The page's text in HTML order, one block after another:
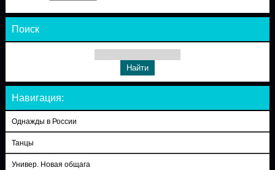
Поиск
Навигация:
Однажды в России
Танцы
Универ. Новая общага